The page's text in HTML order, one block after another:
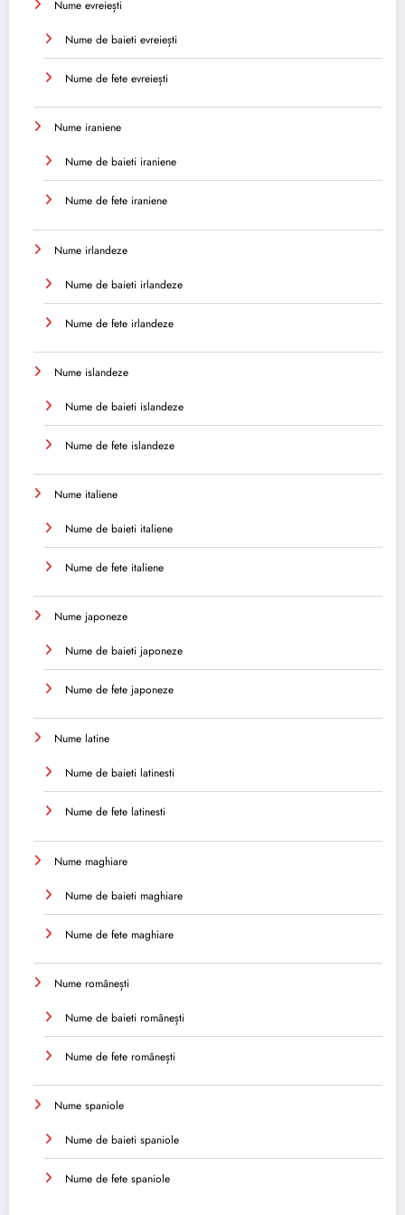
Nume evreiești
Nume de baieti evreiești
Nume de fete evreiești
Nume iraniene
Nume de baieti iraniene
Nume de fete iraniene
Nume irlandeze
Nume de baieti irlandeze
Nume de fete irlandeze
Nume islandeze
Nume de baieti islandeze
Nume de fete islandeze
Nume italiene
Nume de baieti italiene
Nume de fete italiene
Nume japoneze
Nume de baieti japoneze
Nume de fete japoneze
Nume latine
Nume de baieti latinesti
Nume de fete latinesti
Nume maghiare
Nume de baieti maghiare
Nume de fete maghiare
Nume românești
Nume de baieti românești
Nume de fete românești
Nume spaniole
Nume de baieti spaniole
Nume de fete spaniole